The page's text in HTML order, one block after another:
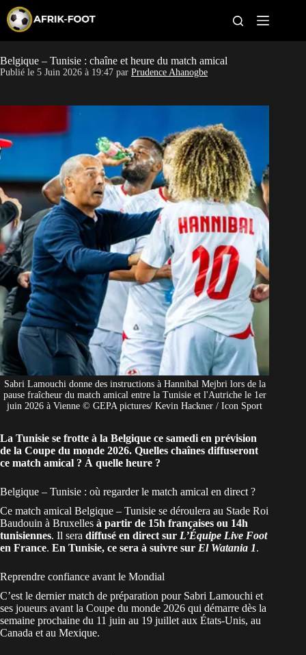
p
t
o
c
n
e
n
t
CAN féminine
Clubs
Classement
Paris sportifs
Belgique – Tunisie : chaîne et heure du match amical
Publié le 5 Juin 2026 à 19:47 par Prudence Ahanogbe
Sabri Lamouchi donne des instructions à Hannibal Mejbri lors de la
pause fraîcheur du match amical entre la Tunisie et l'Autriche le 1er
juin 2026 à Vienne © GEPA pictures/ Kevin Hackner / Icon Sport
La Tunisie se frotte à la Belgique ce samedi en prévision
de la Coupe du monde 2026. Quelles chaînes diffuseront
ce match amical ? À quelle heure ?
Belgique – Tunisie : où regarder le match amical en direct ?
Ce match amical Belgique – Tunisie se déroulera au Stade Roi
Baudouin à Bruxelles à partir de 15h françaises ou 14h
tunisiennes. Il sera diffusé en direct sur L’Équipe Live Foot
en France. En Tunisie, ce sera à suivre sur El Watania 1.
Reprendre confiance avant le Mondial
C’est le dernier match de préparation pour Sabri Lamouchi et
ses joueurs avant la Coupe du monde 2026 qui démarre dès la
semaine prochaine du 11 juin au 19 juillet aux États-Unis, au
Canada et au Mexique.